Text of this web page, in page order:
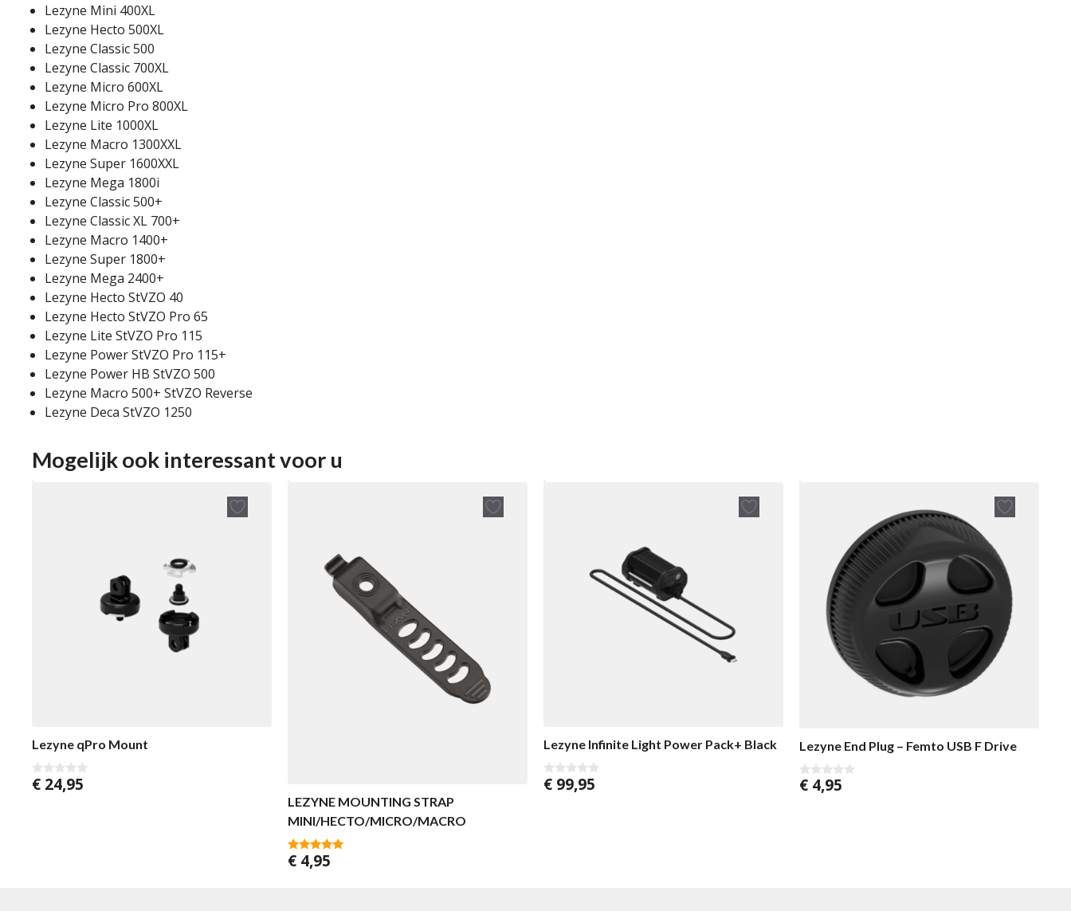
Lezyne Mini 400XL
Lezyne Hecto 500XL
Lezyne Classic 500
Lezyne Classic 700XL
Lezyne Micro 600XL
Lezyne Micro Pro 800XL
Lezyne Lite 1000XL
Lezyne Macro 1300XXL
Lezyne Super 1600XXL
Lezyne Mega 1800i
Lezyne Classic 500+
Lezyne Classic XL 700+
Lezyne Macro 1400+
Lezyne Super 1800+
Lezyne Mega 2400+
Lezyne Hecto StVZO 40
Lezyne Hecto StVZO Pro 65
Lezyne Lite StVZO Pro 115
Lezyne Power StVZO Pro 115+
Lezyne Power HB StVZO 500
Lezyne Macro 500+ StVZO Reverse
Lezyne Deca StVZO 1250
Mogelijk ook interessant voor u
Lezyne qPro Mount
0
v
€ 24,95
LEZYNE MOUNTING STRAP
MINI/HECTO/MICRO/MACRO
4.75
van 5
€ 4,95
Lezyne Infinite Light Power Pack+ Black
0
v
€ 99,95
Lezyne End Plug – Femto USB F Drive
0
€ 4,95